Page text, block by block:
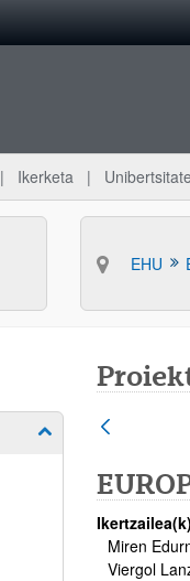
Ikerketa
EHU
Erakutsi/izkutatu
Miren
Viergol